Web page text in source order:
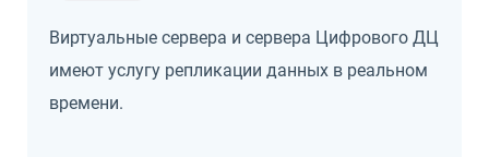
Виртуальные сервера и сервера Цифрового ДЦ
имеют услугу репликации данных в реальном
времени.